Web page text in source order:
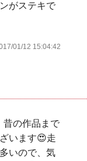
がステキで
01/12 15:04:42
昔の作品まで
います😍走
いので、気